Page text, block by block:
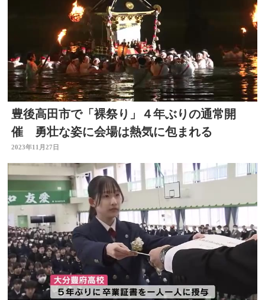
豊後高田市で「裸祭り」４年ぶりの通常開
催 勇壮な姿に会場は熱気に包まれる
2023年11月27日